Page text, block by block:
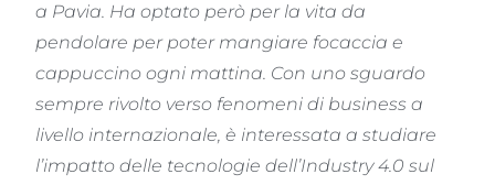
a Pavia. Ha optato però per la vita da
pendolare per poter mangiare focaccia e
cappuccino ogni mattina. Con uno sguardo
sempre rivolto verso fenomeni di business a
livello internazionale, è interessata a studiare
l’impatto delle tecnologie dell’Industry 4.0 sul